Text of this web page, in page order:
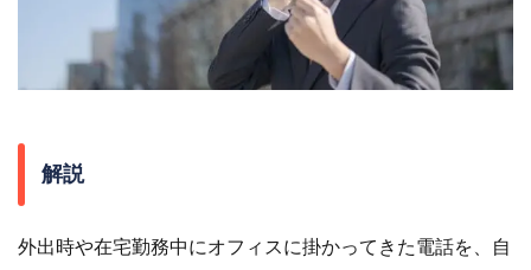
解説
外出時や在宅勤務中にオフィスに掛かってきた電話を、自